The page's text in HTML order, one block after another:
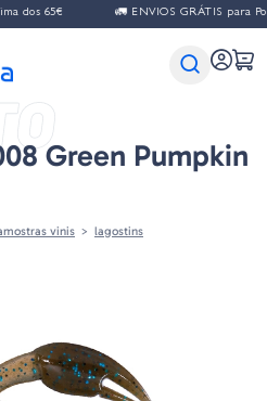
65€ 🚛 ENVIOS GRÁTIS para
Green Pumpkin
vinis lagostins